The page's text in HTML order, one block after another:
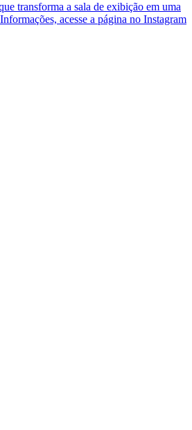
transforma a sala de exibição em uma
acesse a página no Instagram